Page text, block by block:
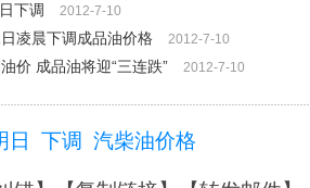
下调
2012-7-10
凌晨下调成品油价格 2012-7-10
价 成品油将迎“三连跌” 2012-7-10
日 下调 汽柴油价格